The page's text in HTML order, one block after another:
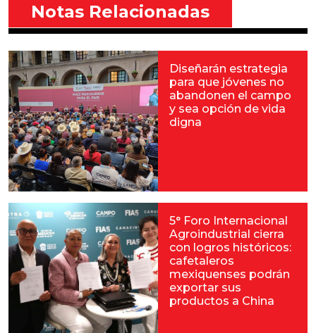
Notas Relacionadas
Diseñarán estrategia
para que jóvenes no
abandonen el campo
y sea opción de vida
digna
5° Foro Internacional
Agroindustrial cierra
con logros históricos:
cafetaleros
mexiquenses podrán
exportar sus
productos a China